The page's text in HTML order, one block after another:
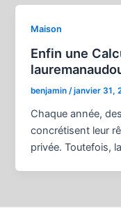
Maison
Enfin une
benjamin/janvier 31,
Chaque année,
concrétisent leur
privée. Toutefois,